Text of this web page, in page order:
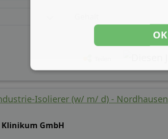
Isolierer (w/ m/ d) - Nordhausen
GmbH
OK